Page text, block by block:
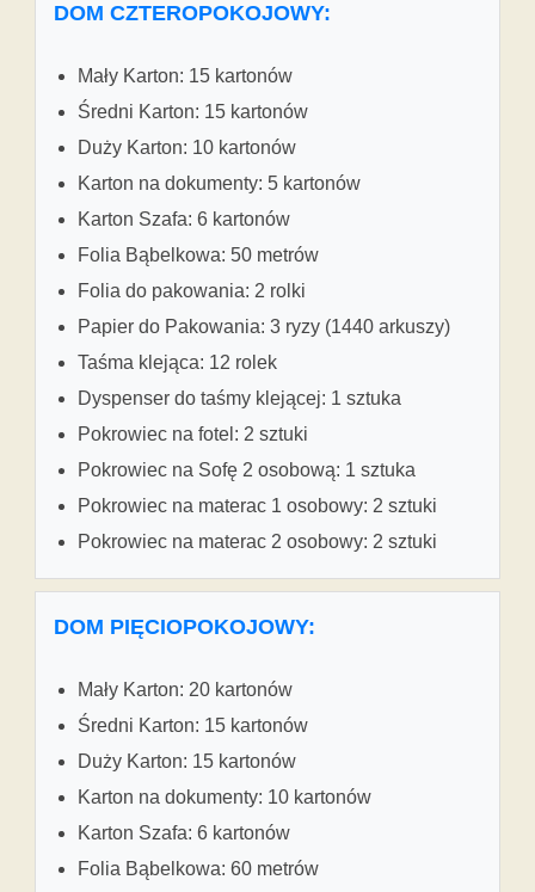
DOM CZTEROPOKOJOWY:
Mały Karton: 15 kartonów
Średni Karton: 15 kartonów
Duży Karton: 10 kartonów
Karton na dokumenty: 5 kartonów
Karton Szafa: 6 kartonów
Folia Bąbelkowa: 50 metrów
Folia do pakowania: 2 rolki
Papier do Pakowania: 3 ryzy (1440 arkuszy)
Taśma klejąca: 12 rolek
Dyspenser do taśmy klejącej: 1 sztuka
Pokrowiec na fotel: 2 sztuki
Pokrowiec na Sofę 2 osobową: 1 sztuka
Pokrowiec na materac 1 osobowy: 2 sztuki
Pokrowiec na materac 2 osobowy: 2 sztuki
DOM PIĘCIOPOKOJOWY:
Mały Karton: 20 kartonów
Średni Karton: 15 kartonów
Duży Karton: 15 kartonów
Karton na dokumenty: 10 kartonów
Karton Szafa: 6 kartonów
Folia Bąbelkowa: 60 metrów